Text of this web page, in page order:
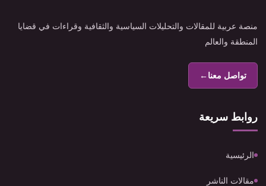
منصة عربية للمقالات والتحليلات السياسية والثقافية وقراءات في قضايا
المنطقة والعالم
تواصل معنا←
روابط سريعة
الرئيسية
مقالات الناشر